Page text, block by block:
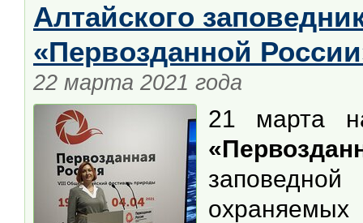
Алтайского
«Первозданной
22 марта 2021 года
21 марта
охраняемых